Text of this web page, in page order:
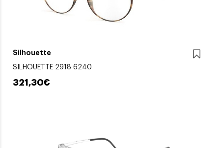
Silhouette
SILHOUETTE 2918 6240
321,30€